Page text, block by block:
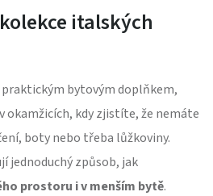
italských
praktickým bytovým doplňkem,
okamžicích, kdy zjistíte, že nemáte
boty nebo třeba lůžkoviny.
jednoduchý způsob, jak
prostoru i v menším bytě.